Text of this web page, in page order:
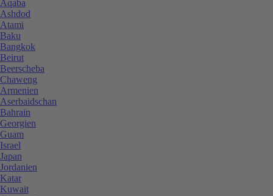
Aqaba
Ashdod
Atami
Baku
Bangkok
Beirut
Beerscheba
Chaweng
Armenien
Aserbaidschan
Bahrain
Georgien
Guam
Israel
Japan
Jordanien
Katar
Kuwait